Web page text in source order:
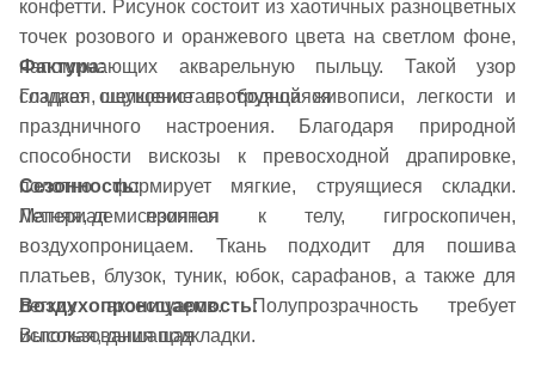
конфетти. Рисунок состоит из хаотичных разноцветных
точек розового и оранжевого цвета на светлом фоне,
напоминающих акварельную пыльцу. Такой узор
создает ощущение свободной живописи, легкости и
праздничного настроения. Благодаря природной
способности вискозы к превосходной драпировке,
полотно формирует мягкие, струящиеся складки.
Материал приятен к телу, гигроскопичен,
воздухопроницаем. Ткань подходит для пошива
платьев, блузок, туник, юбок, сарафанов, а также для
легких аксессуаров. Полупрозрачность требует
использования подкладки.
Фактура:
Гладкая, шелковистая, струящаяся
Сезонность:
Летняя, демисезонная
Воздухопроницаемость:
Высокая, дышащая